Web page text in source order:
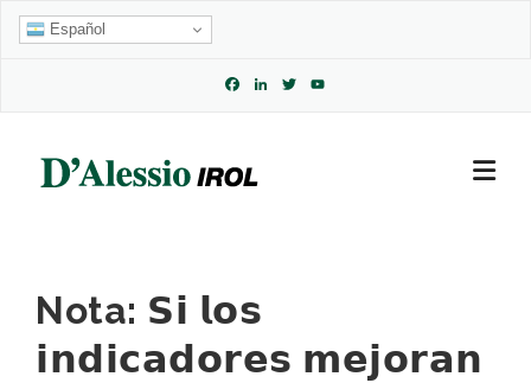
Skip
Español
Facebook
LinkedIn
Twitter
Nota: 𝗦𝗶 𝗹𝗼𝘀
𝗶𝗻𝗱𝗶𝗰𝗮𝗱𝗼𝗿𝗲𝘀 𝗺𝗲𝗷𝗼𝗿𝗮𝗻